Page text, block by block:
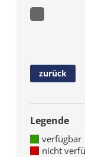
zurück
Legende
verfügbar
nicht